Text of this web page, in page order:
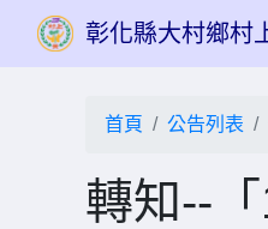
彰化縣大村鄉村
首頁 公告列表
轉知--